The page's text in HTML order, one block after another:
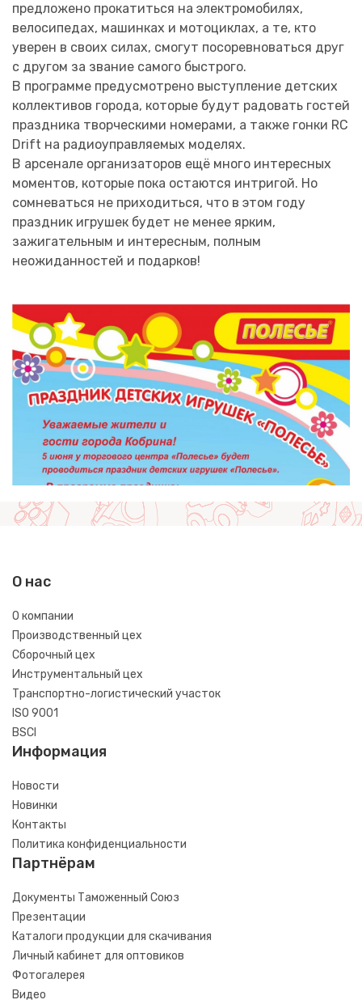
предложено прокатиться на электромобилях,
велосипедах, машинках и мотоциклах, а те, кто
уверен в своих силах, смогут посоревноваться друг
с другом за звание самого быстрого.
В программе предусмотрено выступление детских
коллективов города, которые будут радовать гостей
праздника творческими номерами, а также гонки RC
Drift на радиоуправляемых моделях.
В арсенале организаторов ещё много интересных
моментов, которые пока остаются интригой. Но
сомневаться не приходиться, что в этом году
праздник игрушек будет не менее ярким,
зажигательным и интересным, полным
неожиданностей и подарков!
О нас
О компании
Производственный цех
Сборочный цех
Инструментальный цех
Транспортно-логистический участок
ISO 9001
BSCI
Информация
Новости
Новинки
Контакты
Политика конфиденциальности
Партнёрам
Документы Таможенный Союз
Презентации
Каталоги продукции для скачивания
Личный кабинет для оптовиков
Фотогалерея
Видео